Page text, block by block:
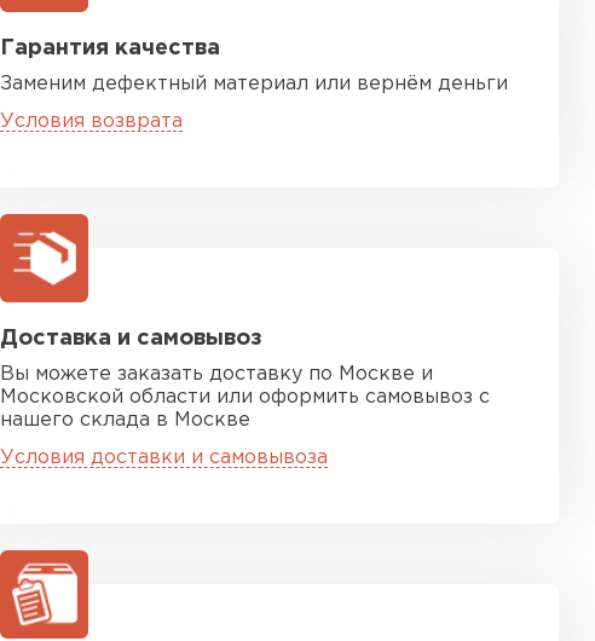
Гарантия качества
Заменим дефектный материал или вернём деньги
Условия возврата
Доставка и самовывоз
Вы можете заказать доставку по Москве и
Московской области или оформить самовывоз с
нашего склада в Москве
Условия доставки и самовывоза